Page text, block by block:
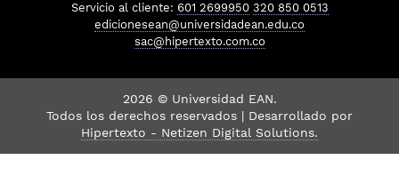
Servicio al cliente: 601 2699950 320 850 0513
edicionesean@universidadean.edu.co
sac@hipertexto.com.co
2026 © Universidad EAN.
Todos los derechos reservados | Desarrollado por
Hipertexto - Netizen Digital Solutions.